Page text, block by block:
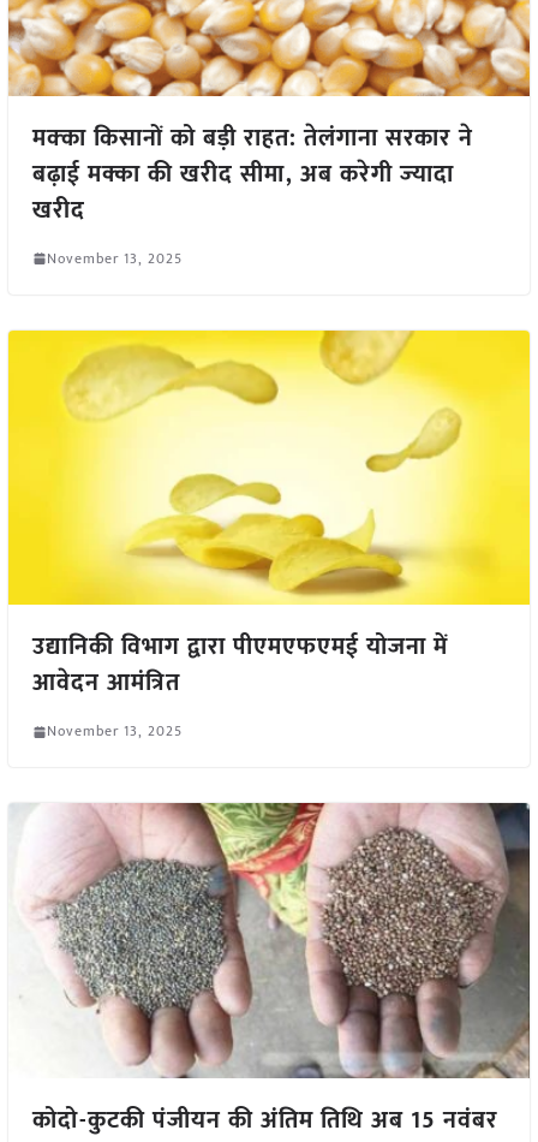
मक्‍का किसानों को बड़ी राहत: तेलंगाना सरकार ने
बढ़ाई मक्का की खरीद सीमा, अब करेगी ज्‍यादा
खरीद
November 13, 2025
उद्यानिकी विभाग द्वारा पीएमएफएमई योजना में
आवेदन आमंत्रित
November 13, 2025
कोदो-कुटकी पंजीयन की अंतिम तिथि अब 15 नवंबर